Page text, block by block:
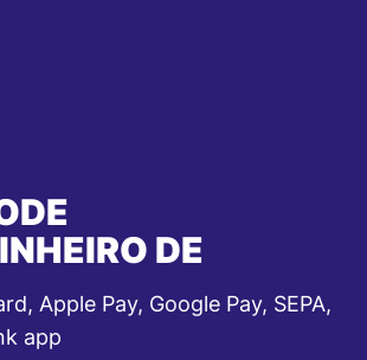
DE
Apple Pay, Google Pay, SEPA,
app